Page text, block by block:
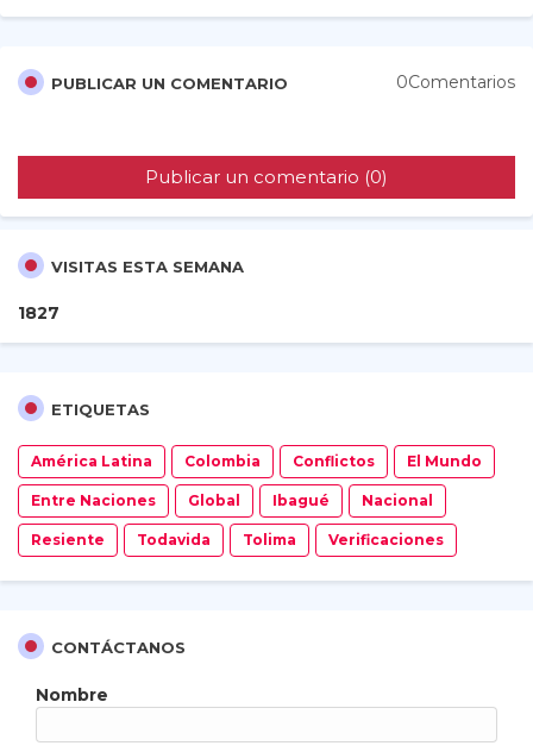
PUBLICAR UN COMENTARIO 0Comentarios
Publicar un comentario (0)
VISITAS ESTA SEMANA
1827
ETIQUETAS
América Latina Colombia Conflictos El Mundo
Entre Naciones Global Ibagué Nacional
Resiente Todavida Tolima Verificaciones
CONTÁCTANOS
Nombre